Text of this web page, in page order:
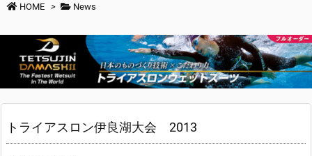
HOME > News
トライアスロン伊良湖大会 2013